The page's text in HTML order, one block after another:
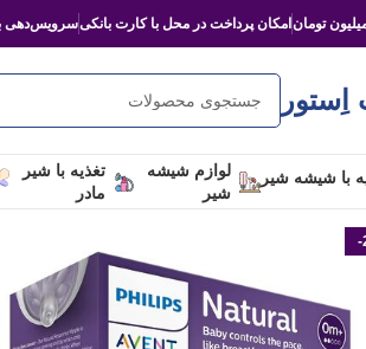
امکان پرداخت در محل با کارت بانکیسرویس‌دهی
اِستور
با شیشه شیر
لوازم شیشه
شیر
تغذیه با شیر
مادر
-